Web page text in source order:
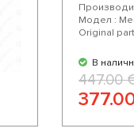
Модел :
Original
В
447.00